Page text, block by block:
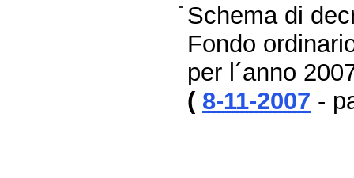
Schema di
Fondo
per l´anno
( 8-11-2007 -